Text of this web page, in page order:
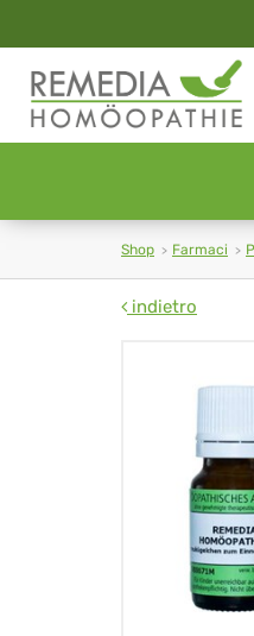
Shop Farmaci P
indietro